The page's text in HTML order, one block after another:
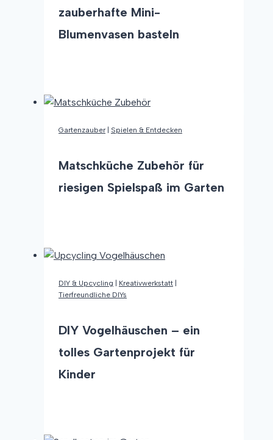
Entdecker
zauberhafte Mini-
Blumenvasen basteln
zauberhafte
Gartenzauber| Spielen & Entdecken
Matschküche Zubehör für
riesigen Spielspaß im Garten
riesigen
im
DIY & Upcycling | Kreativwerkstatt |
Tierfreundliche DIYs
DIY Vogelhäuschen – ein
tolles Gartenprojekt für
Kinder